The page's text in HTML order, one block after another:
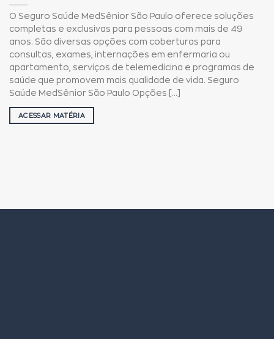
O Seguro Saúde MedSênior São Paulo oferece soluções
completas e exclusivas para pessoas com mais de 49
anos. São diversas opções com coberturas para
consultas, exames, internações em enfermaria ou
apartamento, serviços de telemedicina e programas de
saúde que promovem mais qualidade de vida. Seguro
Saúde MedSênior São Paulo Opções [...]
ACESSAR MATÉRIA